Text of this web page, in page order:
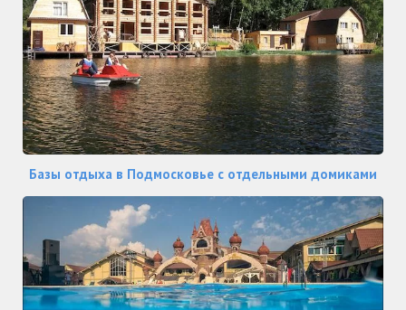
Базы отдыха в Подмосковье с отдельными домиками